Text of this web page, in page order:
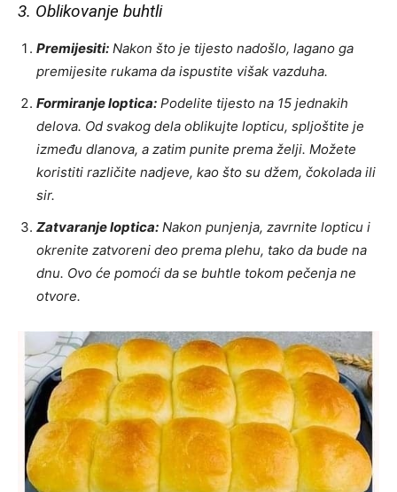
3. Oblikovanje buhtli
Premijesiti: Nakon što je tijesto nadošlo, lagano ga
premijesite rukama da ispustite višak vazduha.
Formiranje loptica: Podelite tijesto na 15 jednakih
delova. Od svakog dela oblikujte lopticu, spljoštite je
između dlanova, a zatim punite prema želji. Možete
koristiti različite nadjeve, kao što su džem, čokolada ili
sir.
Zatvaranje loptica: Nakon punjenja, zavrnite lopticu i
okrenite zatvoreni deo prema plehu, tako da bude na
dnu. Ovo će pomoći da se buhtle tokom pečenja ne
otvore.